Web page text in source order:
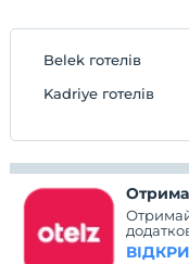
Belek готелів
Kadriye готелів